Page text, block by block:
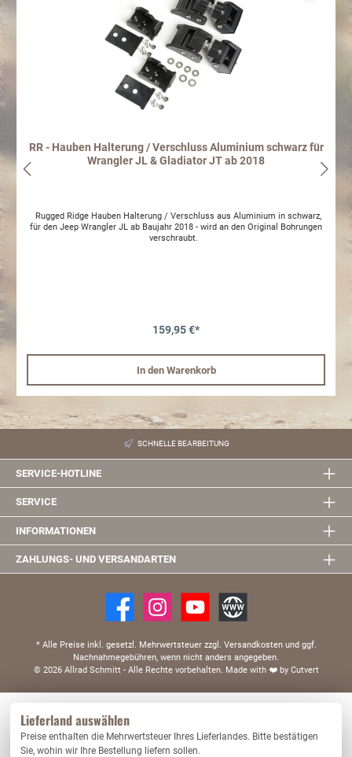
RR - Hauben Halterung / Verschluss Aluminium schwarz für
Wrangler JL & Gladiator JT ab 2018
Rugged Ridge Hauben Halterung / Verschluss aus Aluminium in schwarz,
für den Jeep Wrangler JL ab Baujahr 2018 - wird an den Original Bohrungen
verschraubt.
159,95 €*
In den Warenkorb
SCHNELLE BEARBEITUNG
SERVICE-HOTLINE
SERVICE
INFORMATIONEN
ZAHLUNGS- UND VERSANDARTEN
* Alle Preise inkl. gesetzl. Mehrwertsteuer zzgl. Versandkosten und ggf.
Nachnahmegebühren, wenn nicht anders angegeben.
© 2026 Allrad Schmitt - Alle Rechte vorbehalten. Made with ❤️by Cutvert
Lieferland auswählen
Preise enthalten die Mehrwertsteuer Ihres Lieferlandes. Bitte bestätigen
Sie, wohin wir Ihre Bestellung liefern sollen.
Nur technisch notwendige Konfigurieren